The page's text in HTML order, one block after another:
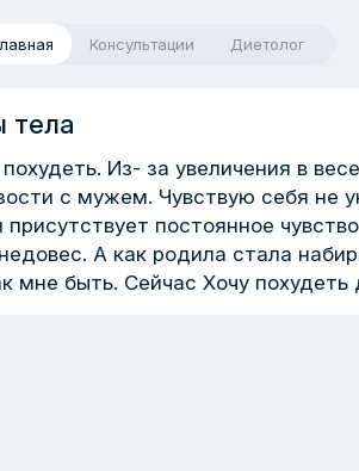
Консультации Диетолог
тела
Из- за увеличения в
с мужем. Чувствую себя не
постоянное
А как родила стала
мне быть. Сейчас Хочу похудеть